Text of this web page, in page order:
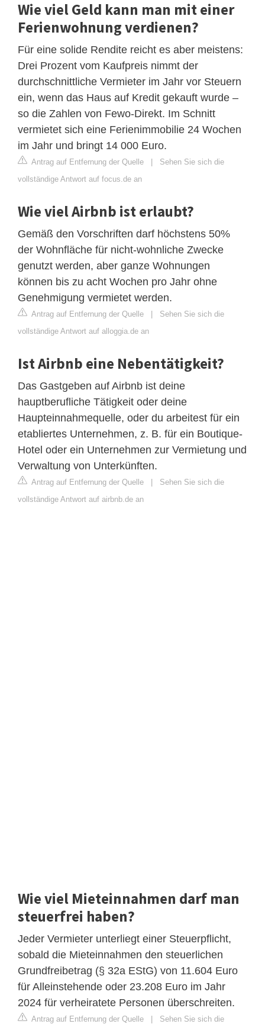
Wie viel Geld kann man mit einer
Ferienwohnung verdienen?
Für eine solide Rendite reicht es aber meistens:
Drei Prozent vom Kaufpreis nimmt der
durchschnittliche Vermieter im Jahr vor Steuern
ein, wenn das Haus auf Kredit gekauft wurde –
so die Zahlen von Fewo-Direkt. Im Schnitt
vermietet sich eine Ferienimmobilie 24 Wochen
im Jahr und bringt 14 000 Euro.
Antrag auf Entfernung der Quelle | Sehen Sie sich die
vollständige Antwort auf focus.de an
Wie viel Airbnb ist erlaubt?
Gemäß den Vorschriften darf höchstens 50%
der Wohnfläche für nicht-wohnliche Zwecke
genutzt werden, aber ganze Wohnungen
können bis zu acht Wochen pro Jahr ohne
Genehmigung vermietet werden.
Antrag auf Entfernung der Quelle | Sehen Sie sich die
vollständige Antwort auf alloggia.de an
Ist Airbnb eine Nebentätigkeit?
Das Gastgeben auf Airbnb ist deine
hauptberufliche Tätigkeit oder deine
Haupteinnahmequelle, oder du arbeitest für ein
etabliertes Unternehmen, z. B. für ein Boutique-
Hotel oder ein Unternehmen zur Vermietung und
Verwaltung von Unterkünften.
Antrag auf Entfernung der Quelle | Sehen Sie sich die
vollständige Antwort auf airbnb.de an
Wie viel Mieteinnahmen darf man
steuerfrei haben?
Jeder Vermieter unterliegt einer Steuerpflicht,
sobald die Mieteinnahmen den steuerlichen
Grundfreibetrag (§ 32a EStG) von 11.604 Euro
für Alleinstehende oder 23.208 Euro im Jahr
2024 für verheiratete Personen überschreiten.
Antrag auf Entfernung der Quelle | Sehen Sie sich die